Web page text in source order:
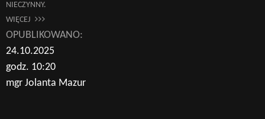
NIECZYNNY.
WIĘCEJ
OPUBLIKOWANO:
24.10.2025
godz. 10:20
mgr Jolanta Mazur